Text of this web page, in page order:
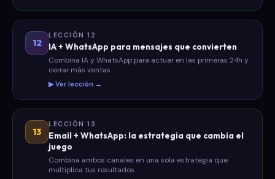
12
LECCIÓN 12
IA + WhatsApp para mensajes que convierten
Combina IA y WhatsApp para actuar en las primeras 24h y
cerrar más ventas
▶ Ver lección →
13
LECCIÓN 13
Email + WhatsApp: la estrategia que cambia el
juego
Combina ambos canales en una sola estrategia que
multiplica tus resultados